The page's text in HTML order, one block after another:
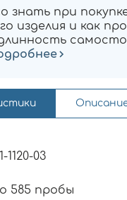
знать при
изделия и как
1120-03
585 пробы